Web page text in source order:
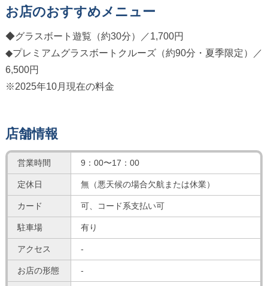
お店のおすすめメニュー
◆グラスボート遊覧（約30分）／1,700円
◆プレミアムグラスボートクルーズ（約90分・夏季限定）／
6,500円
※2025年10月現在の料金
店舗情報
営業時間 9：00〜17：00
定休日 無（悪天候の場合欠航または休業）
カード 可、コード系支払い可
駐車場 有り
アクセス -
お店の形態 -